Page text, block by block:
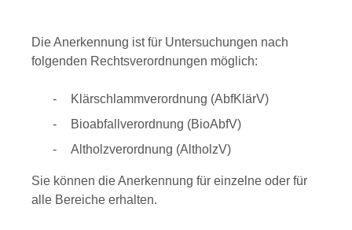
Die Anerkennung ist für Untersuchungen nach
folgenden Rechtsverordnungen möglich:
Klärschlammverordnung (AbfKlärV)
Bioabfallverordnung (BioAbfV)
Altholzverordnung (AltholzV)
Sie können die Anerkennung für einzelne oder für
alle Bereiche erhalten.